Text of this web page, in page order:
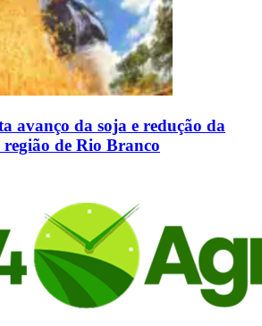
avanço da soja e redução da
de Rio Branco